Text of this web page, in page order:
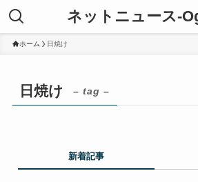
ネットニュース-
ホーム 日焼け
日焼け – tag –
新着記事